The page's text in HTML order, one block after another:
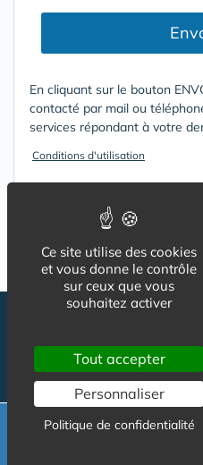
En cliquant sur le bouton
contacté par mail ou
services répondant à votre
Conditions d'utilisation
Demande de
gratuit et
Ce site utilise des cookies
et vous donne le contrôle
sur ceux que vous
souhaitez activer
Tout accepter
Personnaliser
Politique de confidentialité